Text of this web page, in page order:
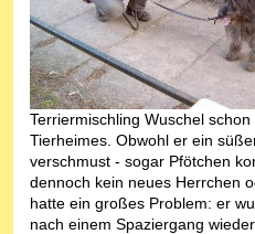
Terriermischling Wuschel
Tierheimes. Obwohl er ein
verschmust - sogar Pfötchen
dennoch kein neues Herrchen
hatte ein großes Problem: er
nach einem Spaziergang